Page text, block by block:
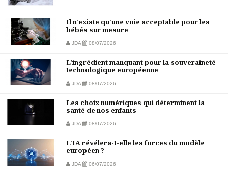
Il n'existe qu'une voie acceptable pour les
bébés sur mesure
JDA 08/07/2026
L'ingrédient manquant pour la souveraineté
technologique européenne
JDA 08/07/2026
Les choix numériques qui déterminent la
santé de nos enfants
JDA 08/07/2026
L'IA révélera-t-elle les forces du modèle
européen ?
JDA 06/07/2026